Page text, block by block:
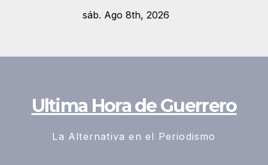
sáb. Ago 8th, 2026
Ultima Hora de Guerrero
La Alternativa en el Periodismo